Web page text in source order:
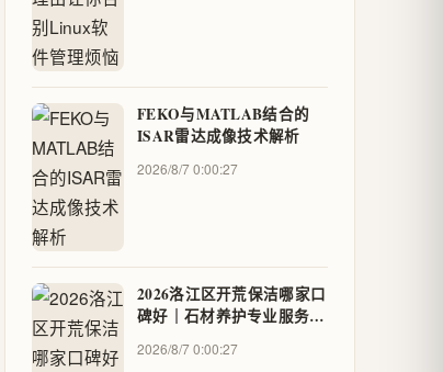
FEKO与MATLAB结合的
ISAR雷达成像技术解析
2026/8/7 0:00:27
2026洛江区开荒保洁哪家口
碑好｜石材养护专业服务团
06) - geo88
2026/8/7 0:00:27